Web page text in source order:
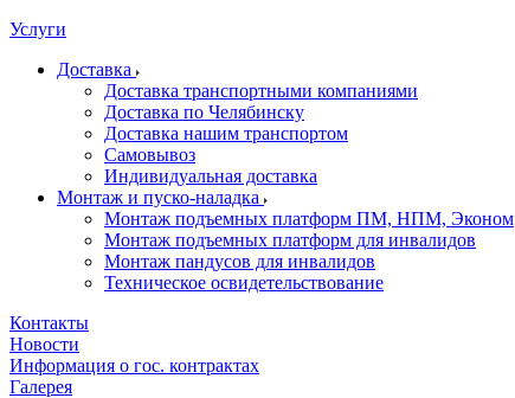
Услуги
Доставка
Доставка транспортными компаниями
Доставка по Челябинску
Доставка нашим транспортом
Самовывоз
Индивидуальная доставка
Монтаж и пуско-наладка
Монтаж подъемных платформ ПМ, НПМ, Эконом
Монтаж подъемных платформ для инвалидов
Монтаж пандусов для инвалидов
Техническое освидетельствование
Контакты
Новости
Информация о гос. контрактах
Галерея